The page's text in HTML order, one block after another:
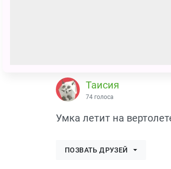
Таисия
74 голоса
Умка летит на
ПОЗВАТЬ ДРУЗЕЙ